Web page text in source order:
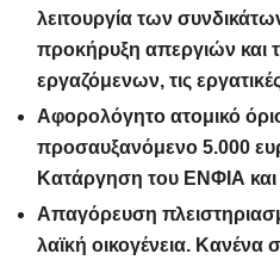
λειτουργία των
προκήρυξη απεργιών
εργαζόμενων, τις
Αφορολόγητο ατομικό
προσαυξανόμενο 5.000
Κατάργηση του ΕΝΦΙΑ
Απαγόρευση
λαϊκή οικογένεια. Κανένα